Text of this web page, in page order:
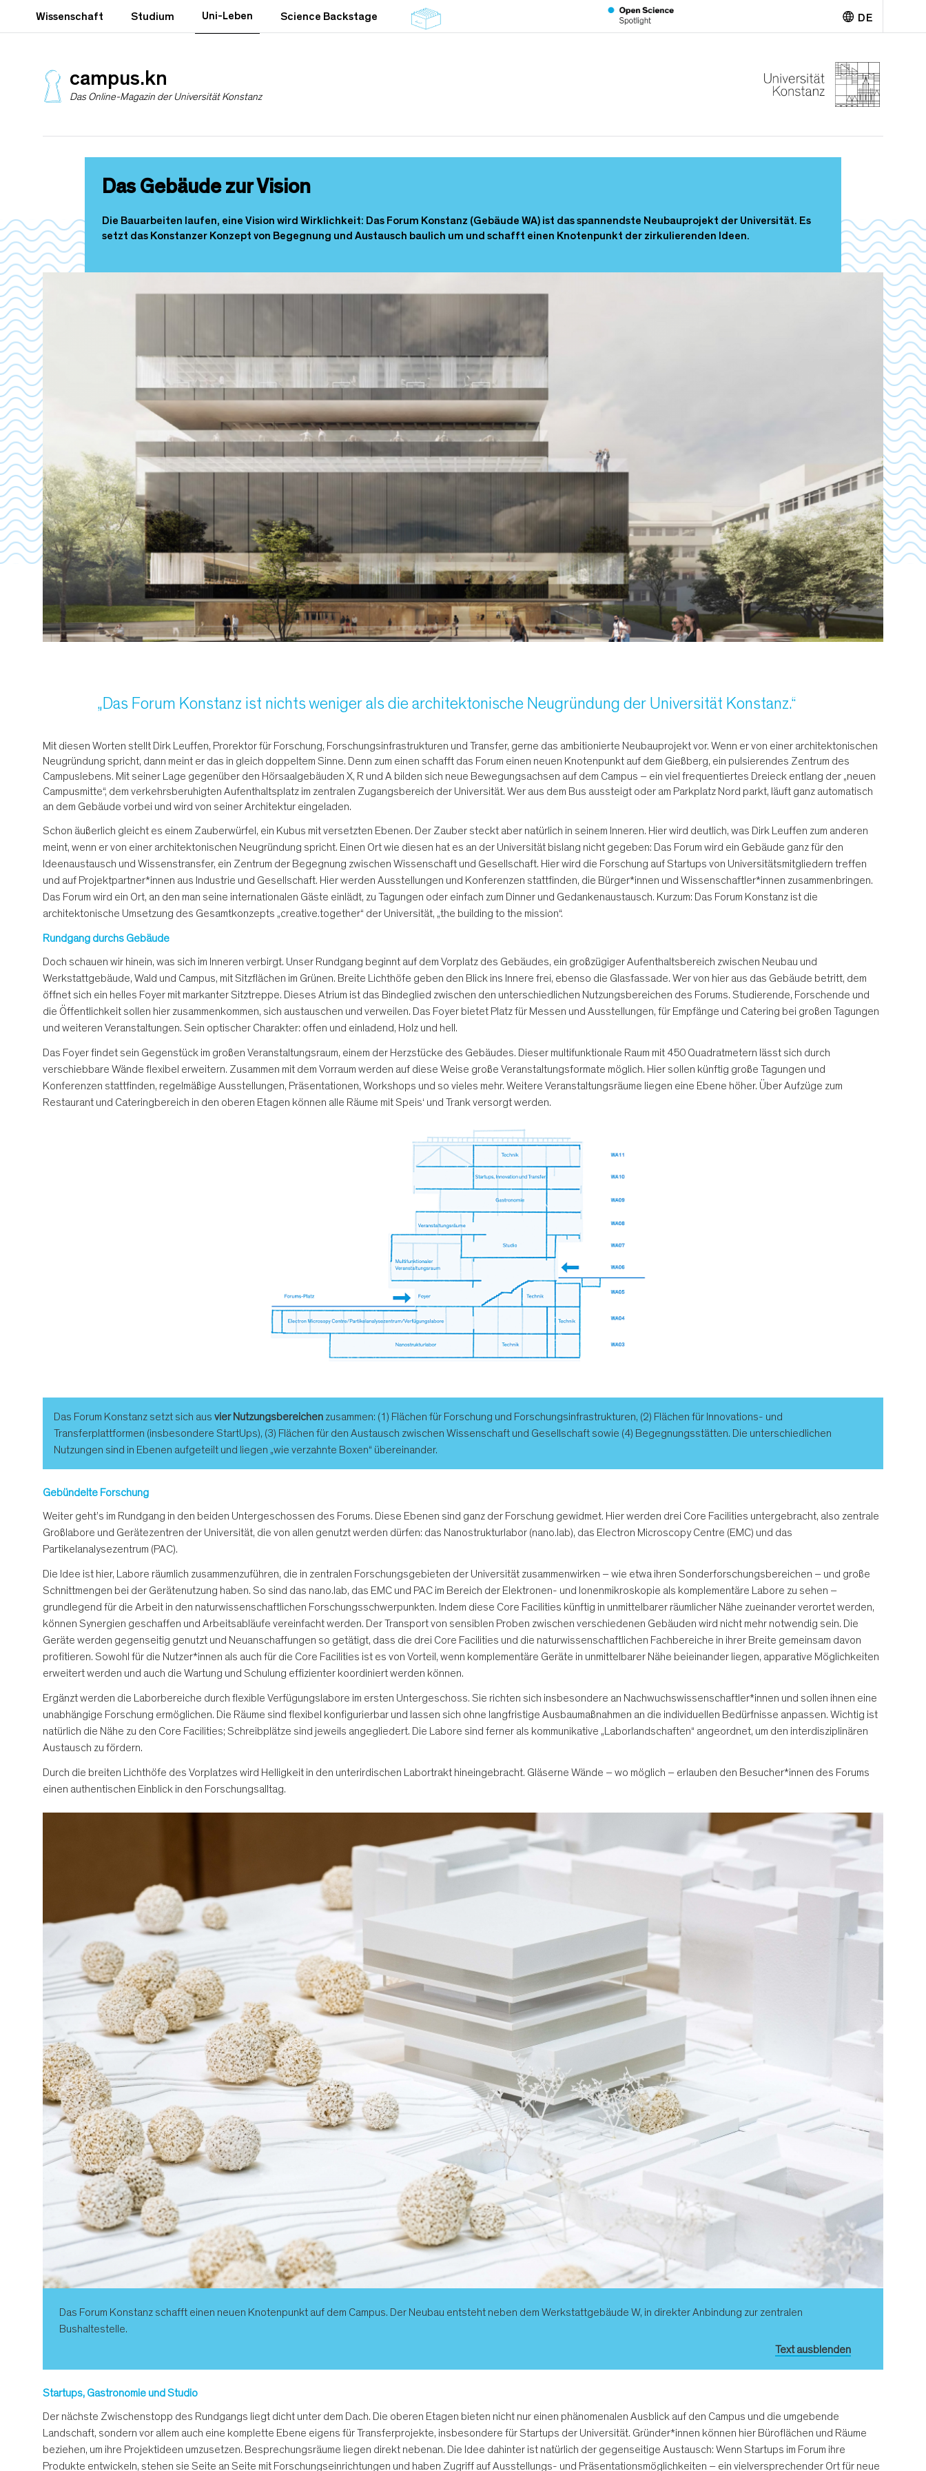
Wissenschaft Studium Uni-Leben Science Backstage DE
campus.kn
Das Online-Magazin der Universität Konstanz
Das Gebäude zur Vision
Die Bauarbeiten laufen, eine Vision wird Wirklichkeit: Das Forum Konstanz (Gebäude WA) ist das spannendste Neubauprojekt der Universität. Es
setzt das Konstanzer Konzept von Begegnung und Austausch baulich um und schafft einen Knotenpunkt der zirkulierenden Ideen.
„Das Forum Konstanz ist nichts weniger als die architektonische Neugründung der Universität Konstanz.“
Mit diesen Worten stellt Dirk Leuffen, Prorektor für Forschung, Forschungsinfrastrukturen und Transfer, gerne das ambitionierte Neubauprojekt vor. Wenn er von einer architektonischen
Neugründung spricht, dann meint er das in gleich doppeltem Sinne. Denn zum einen schafft das Forum einen neuen Knotenpunkt auf dem Gießberg, ein pulsierendes Zentrum des
Campuslebens. Mit seiner Lage gegenüber den Hörsaalgebäuden X, R und A bilden sich neue Bewegungsachsen auf dem Campus – ein viel frequentiertes Dreieck entlang der „neuen
Campusmitte“, dem verkehrsberuhigten Aufenthaltsplatz im zentralen Zugangsbereich der Universität. Wer aus dem Bus aussteigt oder am Parkplatz Nord parkt, läuft ganz automatisch
an dem Gebäude vorbei und wird von seiner Architektur eingeladen.
Schon äußerlich gleicht es einem Zauberwürfel, ein Kubus mit versetzten Ebenen. Der Zauber steckt aber natürlich in seinem Inneren. Hier wird deutlich, was Dirk Leuffen zum anderen
meint, wenn er von einer architektonischen Neugründung spricht. Einen Ort wie diesen hat es an der Universität bislang nicht gegeben: Das Forum wird ein Gebäude ganz für den
Ideenaustausch und Wissenstransfer, ein Zentrum der Begegnung zwischen Wissenschaft und Gesellschaft. Hier wird die Forschung auf Startups von Universitätsmitgliedern treffen
und auf Projektpartner*innen aus Industrie und Gesellschaft. Hier werden Ausstellungen und Konferenzen stattfinden, die Bürger*innen und Wissenschaftler*innen zusammenbringen.
Das Forum wird ein Ort, an den man seine internationalen Gäste einlädt, zu Tagungen oder einfach zum Dinner und Gedankenaustausch. Kurzum: Das Forum Konstanz ist die
architektonische Umsetzung des Gesamtkonzepts „creative.together“ der Universität, „the building to the mission“.
Rundgang durchs Gebäude
Doch schauen wir hinein, was sich im Inneren verbirgt. Unser Rundgang beginnt auf dem Vorplatz des Gebäudes, ein großzügiger Aufenthaltsbereich zwischen Neubau und
Werkstattgebäude, Wald und Campus, mit Sitzflächen im Grünen. Breite Lichthöfe geben den Blick ins Innere frei, ebenso die Glasfassade. Wer von hier aus das Gebäude betritt, dem
öffnet sich ein helles Foyer mit markanter Sitztreppe. Dieses Atrium ist das Bindeglied zwischen den unterschiedlichen Nutzungsbereichen des Forums. Studierende, Forschende und
die Öffentlichkeit sollen hier zusammenkommen, sich austauschen und verweilen. Das Foyer bietet Platz für Messen und Ausstellungen, für Empfänge und Catering bei großen Tagungen
und weiteren Veranstaltungen. Sein optischer Charakter: offen und einladend, Holz und hell.
Das Foyer findet sein Gegenstück im großen Veranstaltungsraum, einem der Herzstücke des Gebäudes. Dieser multifunktionale Raum mit 450 Quadratmetern lässt sich durch
verschiebbare Wände flexibel erweitern. Zusammen mit dem Vorraum werden auf diese Weise große Veranstaltungsformate möglich. Hier sollen künftig große Tagungen und
Konferenzen stattfinden, regelmäßige Ausstellungen, Präsentationen, Workshops und so vieles mehr. Weitere Veranstaltungsräume liegen eine Ebene höher. Über Aufzüge zum
Restaurant und Cateringbereich in den oberen Etagen können alle Räume mit Speis‘ und Trank versorgt werden.
Das Forum Konstanz setzt sich aus vier Nutzungsbereichen zusammen: (1) Flächen für Forschung und Forschungsinfrastrukturen, (2) Flächen für Innovations- und
Transferplattformen (insbesondere StartUps), (3) Flächen für den Austausch zwischen Wissenschaft und Gesellschaft sowie (4) Begegnungsstätten. Die unterschiedlichen
Nutzungen sind in Ebenen aufgeteilt und liegen „wie verzahnte Boxen“ übereinander.
Gebündelte Forschung
Weiter geht’s im Rundgang in den beiden Untergeschossen des Forums. Diese Ebenen sind ganz der Forschung gewidmet. Hier werden drei Core Facilities untergebracht, also zentrale
Großlabore und Gerätezentren der Universität, die von allen genutzt werden dürfen: das Nanostrukturlabor (nano.lab), das Electron Microscopy Centre (EMC) und das
Partikelanalysezentrum (PAC).
Die Idee ist hier, Labore räumlich zusammenzuführen, die in zentralen Forschungsgebieten der Universität zusammenwirken – wie etwa ihren Sonderforschungsbereichen – und große
Schnittmengen bei der Gerätenutzung haben. So sind das nano.lab, das EMC und PAC im Bereich der Elektronen- und Ionenmikroskopie als komplementäre Labore zu sehen –
grundlegend für die Arbeit in den naturwissenschaftlichen Forschungsschwerpunkten. Indem diese Core Facilities künftig in unmittelbarer räumlicher Nähe zueinander verortet werden,
können Synergien geschaffen und Arbeitsabläufe vereinfacht werden. Der Transport von sensiblen Proben zwischen verschiedenen Gebäuden wird nicht mehr notwendig sein. Die
Geräte werden gegenseitig genutzt und Neuanschaffungen so getätigt, dass die drei Core Facilities und die naturwissenschaftlichen Fachbereiche in ihrer Breite gemeinsam davon
profitieren. Sowohl für die Nutzer*innen als auch für die Core Facilities ist es von Vorteil, wenn komplementäre Geräte in unmittelbarer Nähe beieinander liegen, apparative Möglichkeiten
erweitert werden und auch die Wartung und Schulung effizienter koordiniert werden können.
Ergänzt werden die Laborbereiche durch flexible Verfügungslabore im ersten Untergeschoss. Sie richten sich insbesondere an Nachwuchswissenschaftler*innen und sollen ihnen eine
unabhängige Forschung ermöglichen. Die Räume sind flexibel konfigurierbar und lassen sich ohne langfristige Ausbaumaßnahmen an die individuellen Bedürfnisse anpassen. Wichtig ist
natürlich die Nähe zu den Core Facilities; Schreibplätze sind jeweils angegliedert. Die Labore sind ferner als kommunikative „Laborlandschaften“ angeordnet, um den interdisziplinären
Austausch zu fördern.
Durch die breiten Lichthöfe des Vorplatzes wird Helligkeit in den unterirdischen Labortrakt hineingebracht. Gläserne Wände – wo möglich – erlauben den Besucher*innen des Forums
einen authentischen Einblick in den Forschungsalltag.
Das Forum Konstanz schafft einen neuen Knotenpunkt auf dem Campus. Der Neubau entsteht neben dem Werkstattgebäude W, in direkter Anbindung zur zentralen
Bushaltestelle.
Text ausblenden
Startups, Gastronomie und Studio
Der nächste Zwischenstopp des Rundgangs liegt dicht unter dem Dach. Die oberen Etagen bieten nicht nur einen phänomenalen Ausblick auf den Campus und die umgebende
Landschaft, sondern vor allem auch eine komplette Ebene eigens für Transferprojekte, insbesondere für Startups der Universität. Gründer*innen können hier Büroflächen und Räume
beziehen, um ihre Projektideen umzusetzen. Besprechungsräume liegen direkt nebenan. Die Idee dahinter ist natürlich der gegenseitige Austausch: Wenn Startups im Forum ihre
Produkte entwickeln, stehen sie Seite an Seite mit Forschungseinrichtungen und haben Zugriff auf Ausstellungs- und Präsentationsmöglichkeiten – ein vielversprechender Ort für neue